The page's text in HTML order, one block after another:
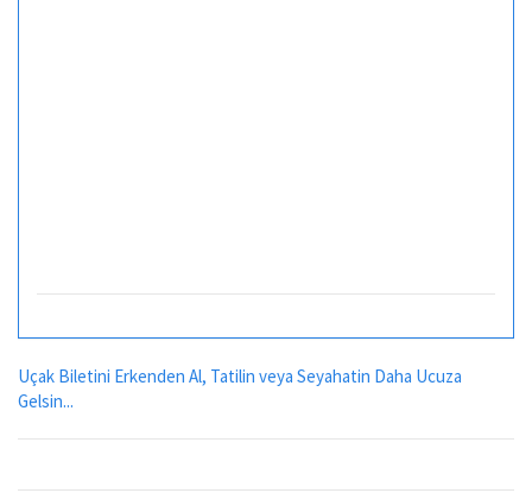
Uçak Biletini Erkenden Al, Tatilin veya Seyahatin Daha Ucuza
Gelsin...